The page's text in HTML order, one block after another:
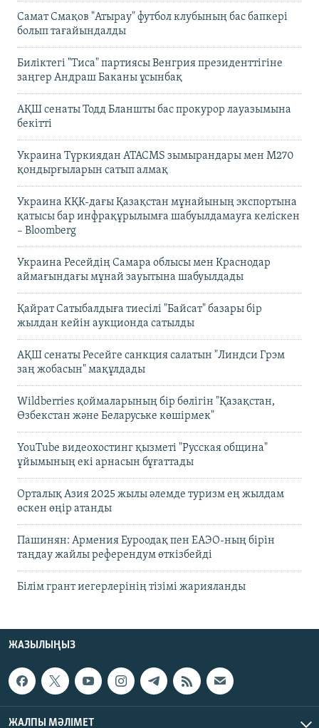
Самат Смақов "Атырау" футбол клубының бас бапкері
болып тағайындалды
Биліктегі "Тиса" партиясы Венгрия президенттігіне
заңгер Андраш Баканы ұсынбақ
АҚШ сенаты Тодд Бланшты бас прокурор лауазымына
бекітті
Украина Түркиядан ATACMS зымырандары мен M270
қондырғыларын сатып алмақ
Украина КҚК-дағы Қазақстан мұнайының экспортына
қатысы бар инфрақұрылымға шабуылдамауға келіскен
– Bloomberg
Украина Ресейдің Самара облысы мен Краснодар
аймағындағы мұнай зауытына шабуылдады
Қайрат Сатыбалдыға тиесілі "Байсат" базары бір
жылдан кейін аукционда сатылды
АҚШ сенаты Ресейге санкция салатын "Линдси Грэм
заң жобасын" мақұлдады
Wildberries қоймаларының бір бөлігін "Қазақстан,
Өзбекстан және Беларуське көшірмек"
YouTube видеохостинг қызметі "Русская община"
ұйымының екі арнасын бұғаттады
Орталық Азия 2025 жылы әлемде туризм ең жылдам
өскен өңір атанды
Пашинян: Армения Еуроодақ пен ЕАЭО-ның бірін
таңдау жайлы референдум өткізбейді
Білім грант иегерлерінің тізімі жарияланды
ЖАЗЫЛЫҢЫЗ
ЖАЛПЫ МӘЛІМЕТ